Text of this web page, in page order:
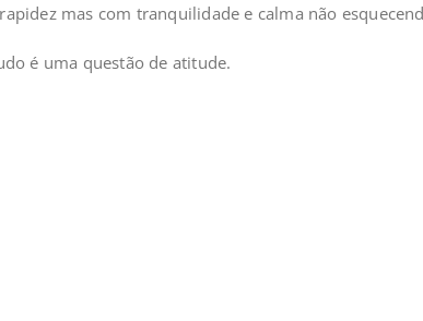
mas com tranquilidade e calma não
é uma questão de atitude.